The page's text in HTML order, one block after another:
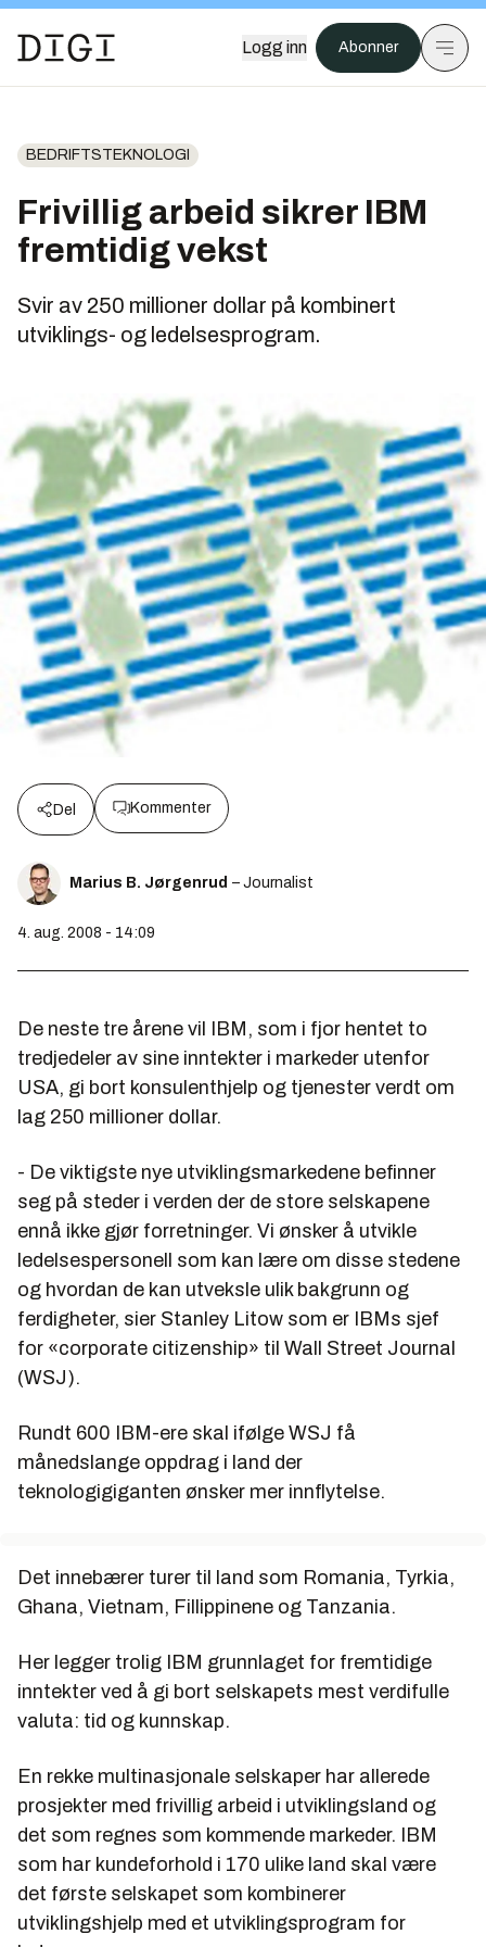
Logg inn Abonner
BEDRIFTSTEKNOLOGI
Frivillig arbeid sikrer IBM
fremtidig vekst
Svir av 250 millioner dollar på kombinert
utviklings- og ledelsesprogram.
Del Kommenter
Marius B. Jørgenrud – Journalist
4. aug. 2008 - 14:09
De neste tre årene vil IBM, som i fjor hentet to
tredjedeler av sine inntekter i markeder utenfor
USA, gi bort konsulenthjelp og tjenester verdt om
lag 250 millioner dollar.
- De viktigste nye utviklingsmarkedene befinner
seg på steder i verden der de store selskapene
ennå ikke gjør forretninger. Vi ønsker å utvikle
ledelsespersonell som kan lære om disse stedene
og hvordan de kan utveksle ulik bakgrunn og
ferdigheter, sier Stanley Litow som er IBMs sjef
for «corporate citizenship» til Wall Street Journal
(WSJ).
Rundt 600 IBM-ere skal ifølge WSJ få
månedslange oppdrag i land der
teknologigiganten ønsker mer innflytelse.
Det innebærer turer til land som Romania, Tyrkia,
Ghana, Vietnam, Fillippinene og Tanzania.
Her legger trolig IBM grunnlaget for fremtidige
inntekter ved å gi bort selskapets mest verdifulle
valuta: tid og kunnskap.
En rekke multinasjonale selskaper har allerede
prosjekter med frivillig arbeid i utviklingsland og
det som regnes som kommende markeder. IBM
som har kundeforhold i 170 ulike land skal være
det første selskapet som kombinerer
utviklingshjelp med et utviklingsprogram for